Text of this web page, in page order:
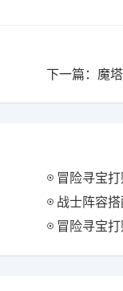
下一篇：魔
冒险寻宝
战士阵容
冒险寻宝